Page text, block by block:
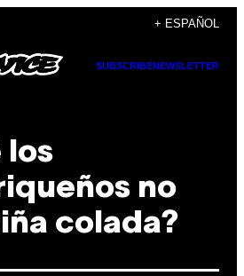
+ ESPAÑOL
SUBSCRIBENEWSLETTER
los
no
colada?